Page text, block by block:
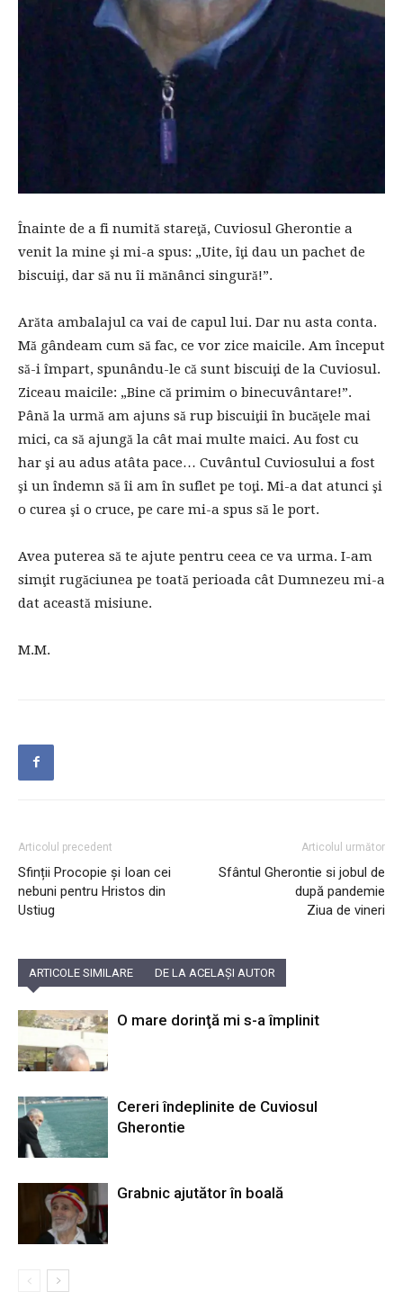
Înainte de a fi numită stareţă, Cuviosul Gherontie a
venit la mine şi mi-a spus: „Uite, îţi dau un pachet de
biscuiţi, dar să nu îi mănânci singură!”.
Arăta ambalajul ca vai de capul lui. Dar nu asta conta.
Mă gândeam cum să fac, ce vor zice maicile. Am început
să-i împart, spunându-le că sunt biscuiţi de la Cuviosul.
Ziceau maicile: „Bine că primim o binecuvântare!”.
Până la urmă am ajuns să rup biscuiţii în bucăţele mai
mici, ca să ajungă la cât mai multe maici. Au fost cu
har şi au adus atâta pace… Cuvântul Cuviosului a fost
şi un îndemn să îi am în suflet pe toţi. Mi-a dat atunci şi
o curea şi o cruce, pe care mi-a spus să le port.
Avea puterea să te ajute pentru ceea ce va urma. I-am
simţit rugăciunea pe toată perioada cât Dumnezeu mi-a
dat această misiune.
M.M.
Articolul precedent
Sfinții Procopie și Ioan cei
nebuni pentru Hristos din
Ustiug
Articolul următor
Sfântul Gherontie si jobul de
după pandemie
Ziua de vineri
ARTICOLE SIMILARE DE LA ACELAȘI AUTOR
O mare dorinţă mi s-a împlinit
Cereri îndeplinite de Cuviosul
Gherontie
Grabnic ajutător în boală